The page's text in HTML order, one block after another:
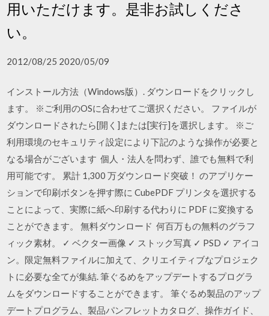
用いただけます。是非お試しくださ
い。
2012/08/25 2020/05/09
インストール方法（Windows版）. ダウンロードをクリックし
ます。 ※ご利用のOSに合わせてご選択ください。 ファイルが
ダウンロードされたら[開く]または[実行]を選択します。 ※ご
利用環境のセキュリティ設定により下記のような操作が必要と
なる場合がございます 個人・法人を問わず、誰でも無料で利
用可能です。 累計 1,300 万ダウンロード突破！ のアプリケー
ションで印刷ボタンを押す際に CubePDF プリンタを選択する
ことによって、実際に紙へ印刷する代わりに PDF に変換する
ことができます。 無料ダウンロード 何百万もの無料のグラフ
ィック素材。 ✓ ベクター画像 ✓ ストック写真 ✓ PSD ✓ アイコ
ン。限定無料ファイルに加えて、クリエイティブなプロジェク
トに必要な全てが集結. 筆ぐるめをアップデートするプログラ
ムをダウンロードすることができます。 筆ぐるめ製品のアップ
デートプログラム、製品パンフレットカタログ、操作ガイド、